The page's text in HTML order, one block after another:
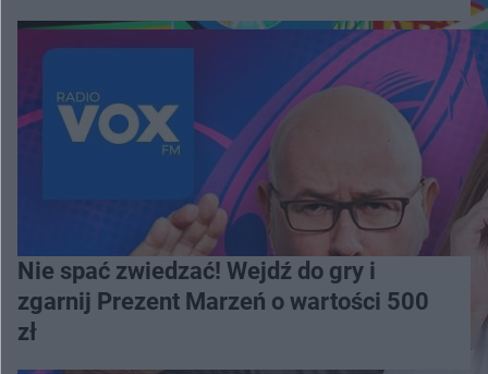
Nie spać zwiedzać! Wejdź do gry i
zgarnij Prezent Marzeń o wartości 500
zł